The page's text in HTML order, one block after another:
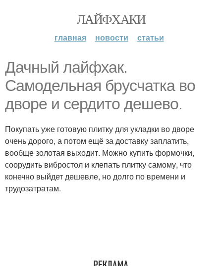
ЛАЙФХАКИ
главная новости статьи
Дачный лайфхак.
Самодельная брусчатка во
дворе и сердито дешево.
Покупать уже готовую плитку для укладки во дворе
очень дорого, а потом ещё за доставку заплатить,
вообще золотая выходит. Можно купить формочки,
соорудить вибростол и клепать плитку самому, что
конечно выйдет дешевле, но долго по времени и
трудозатратам.